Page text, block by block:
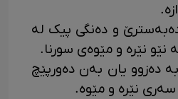
و دەنگی پیک له
نێو نێره و مێوەی سورنا.
دەزوو یان بەن دەورپێچ
نێرە و مێوە.